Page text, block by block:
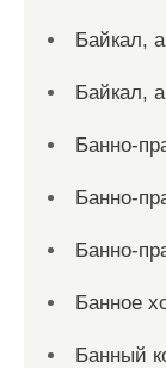
Байкал,
Байкал,
Банно-
Банно-
Банно-
Банное
Банный